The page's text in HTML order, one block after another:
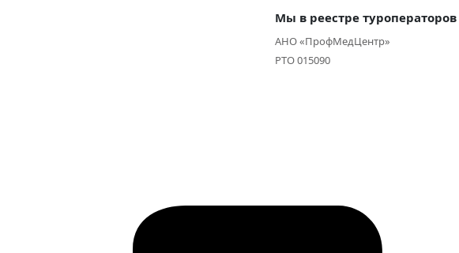
Мы в реестре туроператоров
АНО «ПрофМедЦентр»
РТО 015090